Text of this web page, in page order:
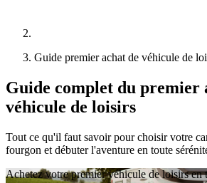
Guide premier achat de véhicule de
Guide complet du premier
véhicule de loisirs
Tout ce qu'il faut savoir pour choisir votre
fourgon et débuter l'aventure en toute
Achetez votre premier véhicule de loisirs en